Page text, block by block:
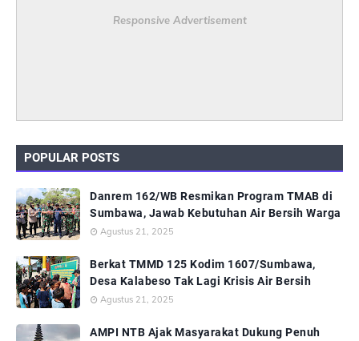
Responsive Advertisement
POPULAR POSTS
Danrem 162/WB Resmikan Program TMAB di
Sumbawa, Jawab Kebutuhan Air Bersih Warga
Agustus 21, 2025
Berkat TMMD 125 Kodim 1607/Sumbawa,
Desa Kalabeso Tak Lagi Krisis Air Bersih
Agustus 21, 2025
AMPI NTB Ajak Masyarakat Dukung Penuh